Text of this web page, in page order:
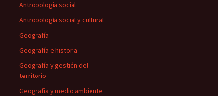
Antropología social
Antropología social y cultural
Geografía
Geografía e historia
Geografía y gestión del
territorio
Geografía y medio ambiente